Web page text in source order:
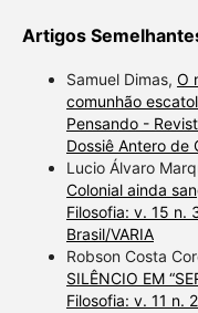
Artigos
Samuel Dimas, O
comunhão
Pensando -
Dossiê Antero de
Lucio Álvaro
Colonial ainda
Filosofia: v. 15 n.
Brasil/VARIA
Robson Costa
SILÊNCIO EM
Filosofia: v. 11 n.